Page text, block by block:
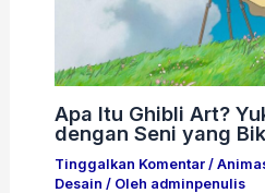
Apa Itu Ghibli Art?
dengan Seni yang
Tinggalkan Komentar /
Desain / Oleh adminpenulis